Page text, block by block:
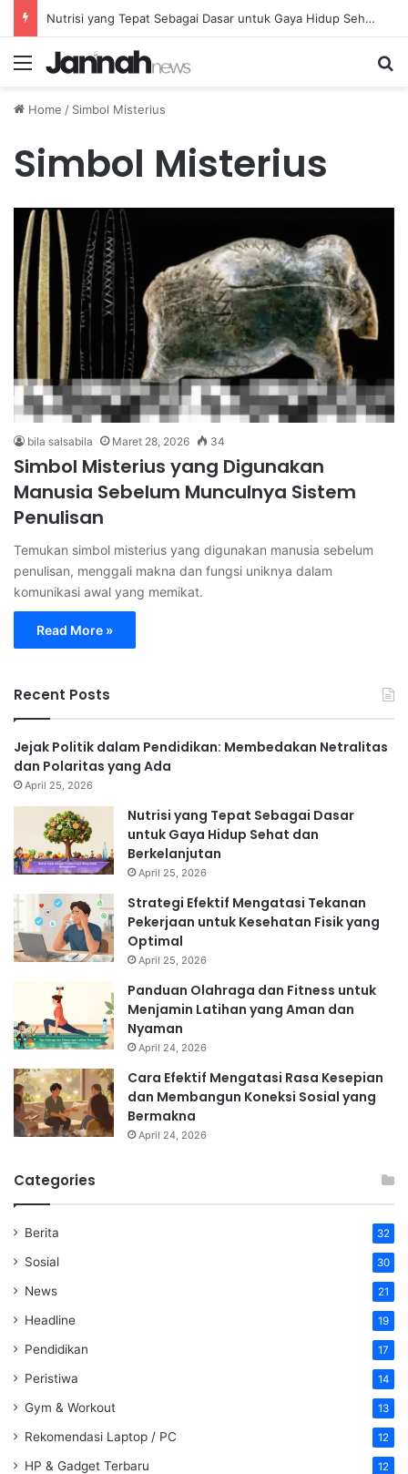
Nutrisi yang Tepat Sebagai Dasar untuk Gaya Hidup Sehat dan Berkelanjutan
Menu
Home / Simbol Misterius
Simbol Misterius
bila salsabila Maret 28, 2026 34
Simbol Misterius yang Digunakan
Manusia Sebelum Munculnya Sistem
Penulisan
Temukan simbol misterius yang digunakan manusia sebelum
penulisan, menggali makna dan fungsi uniknya dalam
komunikasi awal yang memikat.
Read More »
Recent Posts
Jejak Politik dalam Pendidikan: Membedakan Netralitas
dan Polaritas yang Ada
April 25, 2026
Nutrisi yang Tepat Sebagai Dasar
untuk Gaya Hidup Sehat dan
Berkelanjutan
April 25, 2026
Strategi Efektif Mengatasi Tekanan
Pekerjaan untuk Kesehatan Fisik yang
Optimal
April 25, 2026
Panduan Olahraga dan Fitness untuk
Menjamin Latihan yang Aman dan
Nyaman
April 24, 2026
Cara Efektif Mengatasi Rasa Kesepian
dan Membangun Koneksi Sosial yang
Bermakna
April 24, 2026
Categories
Berita 32
Sosial 30
News 21
Headline 19
Pendidikan 17
Peristiwa 14
Gym & Workout 13
Rekomendasi Laptop / PC 12
HP & Gadget Terbaru 12